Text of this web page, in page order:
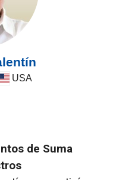
USA
de Suma